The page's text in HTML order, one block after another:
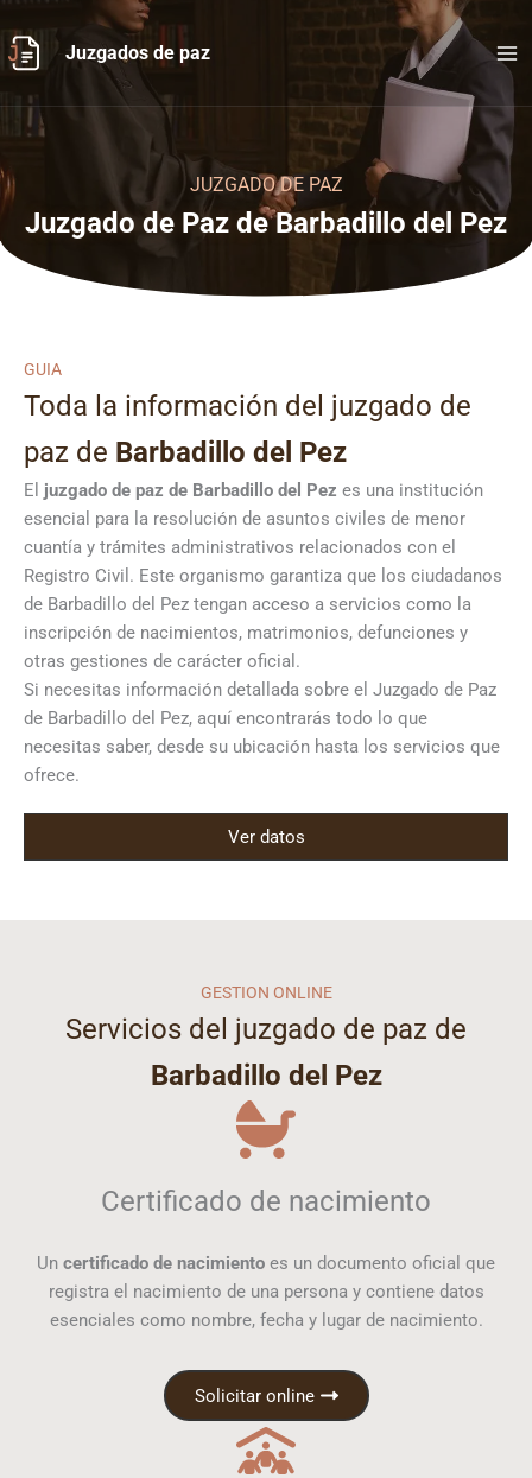
al
contenido
Juzgados de paz
JUZGADO DE PAZ
Juzgado de Paz de Barbadillo del Pez
GUIA
Toda la información del juzgado de
paz de Barbadillo del Pez
El juzgado de paz de Barbadillo del Pez es una institución
esencial para la resolución de asuntos civiles de menor
cuantía y trámites administrativos relacionados con el
Registro Civil. Este organismo garantiza que los ciudadanos
de Barbadillo del Pez tengan acceso a servicios como la
inscripción de nacimientos, matrimonios, defunciones y
otras gestiones de carácter oficial.
Si necesitas información detallada sobre el Juzgado de Paz
de Barbadillo del Pez, aquí encontrarás todo lo que
necesitas saber, desde su ubicación hasta los servicios que
ofrece.
Ver datos
GESTION ONLINE
Servicios del juzgado de paz de
Barbadillo del Pez
Certificado de nacimiento
Un certificado de nacimiento es un documento oficial que
registra el nacimiento de una persona y contiene datos
esenciales como nombre, fecha y lugar de nacimiento.
Solicitar online